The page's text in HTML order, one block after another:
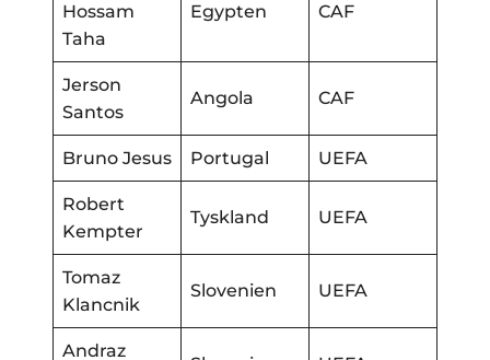
Hossam
Taha
Egypten CAF
Jerson
Santos
Angola CAF
Bruno Jesus Portugal UEFA
Robert
Kempter
Tyskland UEFA
Tomaz
Klancnik
Slovenien UEFA
Andraz